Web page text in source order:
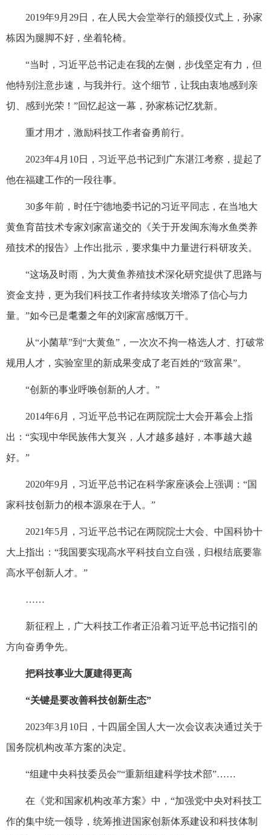
2019年9月29日，在人民大会堂举行的颁授仪式上，孙家
栋因为腿脚不好，坐着轮椅。
“当时，习近平总书记走在我的左侧，步伐坚定有力，但
他特别注意步速，与我并行。这个细节，让我由衷地感到亲
切、感到光荣！”回忆起这一幕，孙家栋记忆犹新。
重才用才，激励科技工作者奋勇前行。
2023年4月10日，习近平总书记到广东湛江考察，提起了
他在福建工作的一段往事。
30多年前，时任宁德地委书记的习近平同志，在当地大
黄鱼育苗技术专家刘家富递交的《关于开发闽东海水鱼类养
殖技术的报告》上作出批示，要求集中力量进行科研攻关。
“这场及时雨，为大黄鱼养殖技术深化研究提供了思路与
资金支持，更为我们科技工作者持续攻关增添了信心与力
量。”如今已是耄耋之年的刘家富感慨万千。
从“小菌草”到“大黄鱼”，一次次不拘一格选人才、打破常
规用人才，实验室里的新成果变成了老百姓的“致富果”。
“创新的事业呼唤创新的人才。”
2014年6月，习近平总书记在两院院士大会开幕会上指
出：“实现中华民族伟大复兴，人才越多越好，本事越大越
好。”
2020年9月，习近平总书记在科学家座谈会上强调：“国
家科技创新力的根本源泉在于人。”
2021年5月，习近平总书记在两院院士大会、中国科协十
大上指出：“我国要实现高水平科技自立自强，归根结底要靠
高水平创新人才。”
……
新征程上，广大科技工作者正沿着习近平总书记指引的
方向奋勇争先。
把科技事业大厦建得更高
“关键是要改善科技创新生态”
2023年3月10日，十四届全国人大一次会议表决通过关于
国务院机构改革方案的决定。
“组建中央科技委员会”“重新组建科学技术部”……
在《党和国家机构改革方案》中，“加强党中央对科技工
作的集中统一领导，统筹推进国家创新体系建设和科技体制